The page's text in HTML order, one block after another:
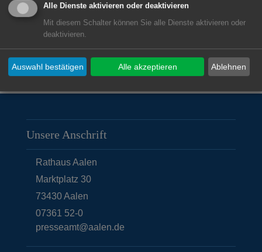
Einstellungen ändern
Einstellungen sofort ändern und Karte laden
Unsere Anschrift
Rathaus Aalen
Marktplatz 30
73430Aalen
07361 52-0
presseamt@aalen.de
Alle Dienste aktivieren oder deaktivieren
Mit diesem Schalter können Sie alle Dienste aktivieren oder
deaktivieren.
Ablehnen
Auswahl bestätigen Alle akzeptieren